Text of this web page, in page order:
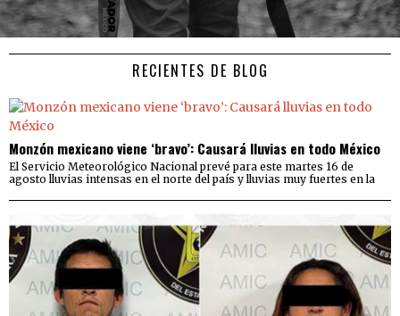
RECIENTES DE BLOG
Monzón mexicano viene ‘bravo’: Causará lluvias en todo México
El Servicio Meteorológico Nacional prevé para este martes 16 de
agosto lluvias intensas en el norte del país y lluvias muy fuertes en la